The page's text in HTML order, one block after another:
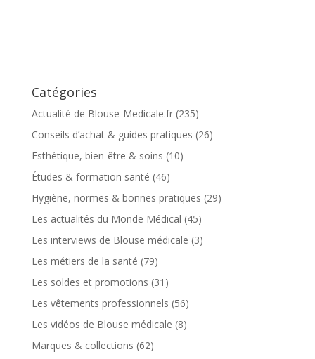
Catégories
Actualité de Blouse-Medicale.fr(235)
Conseils d’achat & guides pratiques (26)
Esthétique, bien-être & soins (10)
Études & formation santé (46)
Hygiène, normes & bonnes pratiques (29)
Les actualités du Monde Médical (45)
Les interviews de Blouse médicale (3)
Les métiers de la santé (79)
Les soldes et promotions (31)
Les vêtements professionnels (56)
Les vidéos de Blouse médicale (8)
Marques & collections (62)